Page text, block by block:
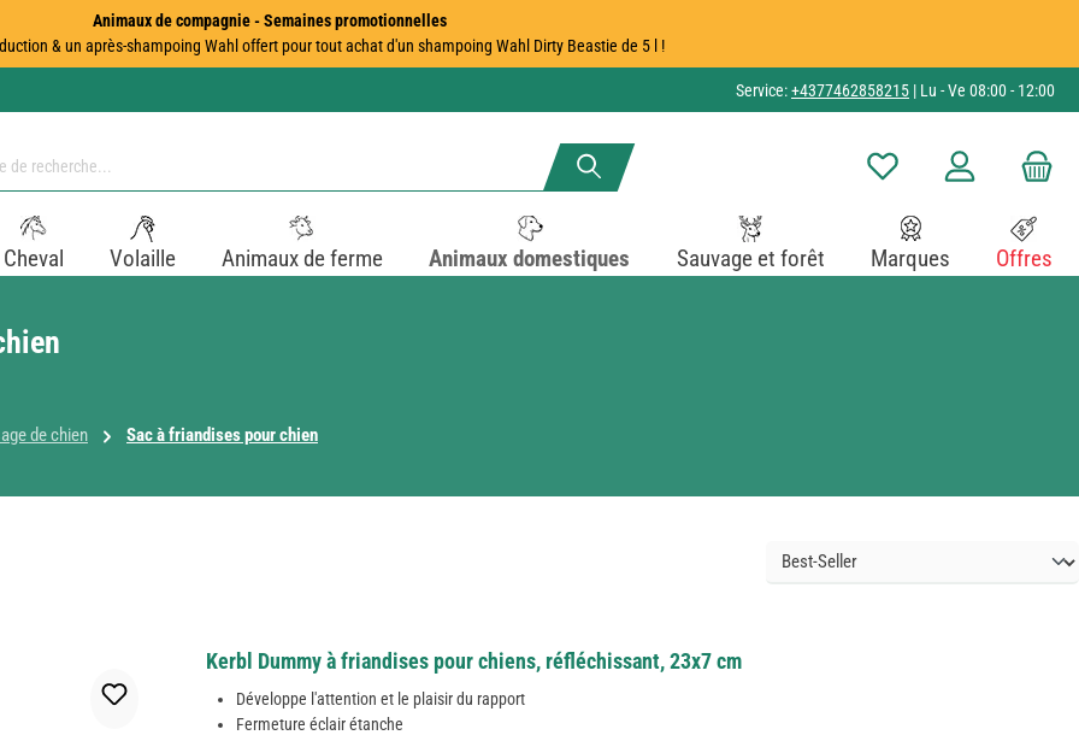
Animaux de compagnie - Semaines promotionnelles
& un après-shampoing Wahl offert pour tout achat d'un shampoing Wahl Dirty Beastie de 5 l !
Service:+4377462858215 | Lu - Ve 08:00 - 12:00
Vous avez 0 articles dans
Cheval Volaille Animaux de ferme Animaux domestiques Sauvage et forêt Marques Offres
de chien Sac à friandises pour chien
Kerbl Dummy à friandises pour chiens, réfléchissant, 23x7 cm
Développe l'attention et le plaisir du rapport
Fermeture éclair étanche